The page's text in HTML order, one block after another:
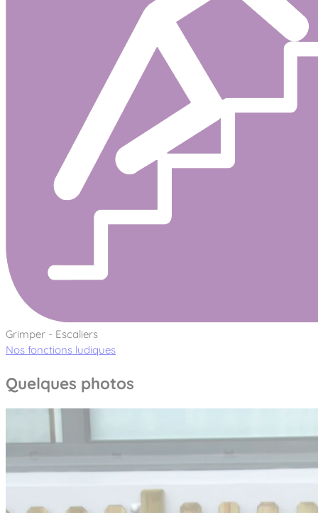
Grimper - Escaliers
Nos fonctions ludiques
Quelques photos